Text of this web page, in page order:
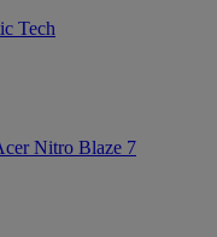
Tech
Nitro Blaze 7